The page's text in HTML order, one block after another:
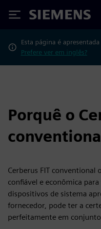
Siemens
Esta página é
Prefere ver em inglês?
Porquê o
Cerberus FIT conventional
confiável e econômica
dispositivos de sistema
fornecedor, pode ter a
perfeitamente em